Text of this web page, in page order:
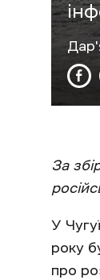
За
У
року
про